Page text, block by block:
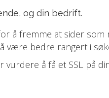
og din bedrift.
å fremme at sider
være bedre rangert i
å få et SSL på